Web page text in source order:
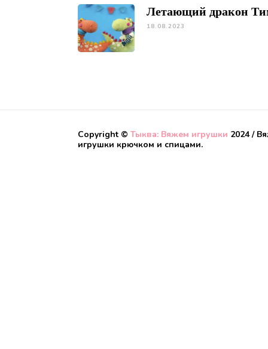
Летающий дракон
18.08.2023
Copyright © Тыква: Вяжем игрушки 2024 /
игрушки крючком и спицами.